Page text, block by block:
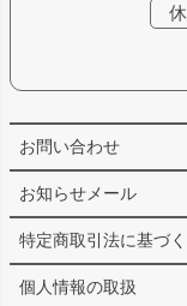
お問い合わせ
お知らせメール
特定商取引法に基づ
個人情報の取扱